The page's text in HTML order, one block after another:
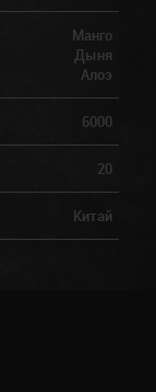
Манго
Дыня
Алоэ
6000
20
Китай